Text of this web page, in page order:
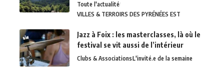
Toute l'actualité
VILLES & TERROIRS DES PYRÉNÉES EST
Jazz à Foix : les masterclasses, là où le
festival se vit aussi de l’intérieur
Clubs & AssociationsL'invité.e de la semaine